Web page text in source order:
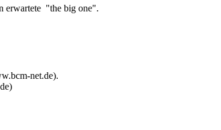
erwartete "the big one".
net.de).